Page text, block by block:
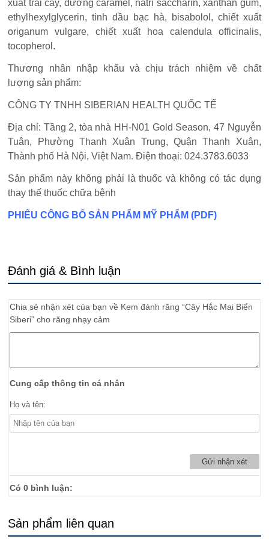
xuất trái cây, đường caramel, natri saccharin, xanthan gum,
ethylhexylglycerin, tinh dầu bạc hà, bisabolol, chiết xuất
origanum vulgare, chiết xuất hoa calendula officinalis,
tocopherol.
Thương nhân nhập khẩu và chịu trách nhiệm về chất
lượng sản phẩm:
CÔNG TY TNHH SIBERIAN HEALTH QUỐC TẾ
Địa chỉ: Tầng 2, tòa nhà HH-N01 Gold Season, 47 Nguyễn
Tuân, Phường Thanh Xuân Trung, Quận Thanh Xuân,
Thành phố Hà Nội, Việt Nam. Điện thoại: 024.3783.6033
Sản phẩm này không phải là thuốc và không có tác dụng
thay thế thuốc chữa bệnh
PHIẾU CÔNG BỐ SẢN PHẨM MỸ PHẨM (PDF)
Đánh giá & Bình luận
Chia sẻ nhận xét của bạn về Kem đánh răng “Cây Hắc Mai Biển
Siberi” cho răng nhạy cảm
Cung cấp thông tin cá nhân
Họ và tên:
Có0 bình luận:
Sản phẩm liên quan